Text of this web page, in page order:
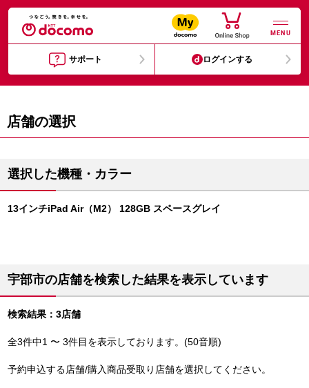
MENU
サポート ログインする
店舗の選択
選択した機種・カラー
13インチiPad Air（M2） 128GB スペースグレイ
宇部市の店舗を検索した結果を表示しています
検索結果：3店舗
全3件中1 〜 3件目を表示しております。(50音順)
予約申込する店舗/購入商品受取り店舗を選択してください。